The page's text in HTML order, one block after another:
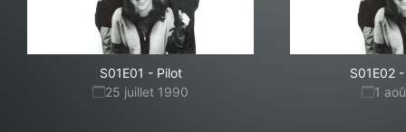
S01E01 - Pilot
25 juillet 1990
S01E02 -
1